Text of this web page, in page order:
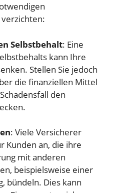
Selbstbehalt: Eine
kann Ihre
Stellen Sie jedoch
die finanziellen Mittel
den
: Viele Versicherer
Kunden an, die ihre
mit anderen
beispielsweise einer
bündeln. Dies kann